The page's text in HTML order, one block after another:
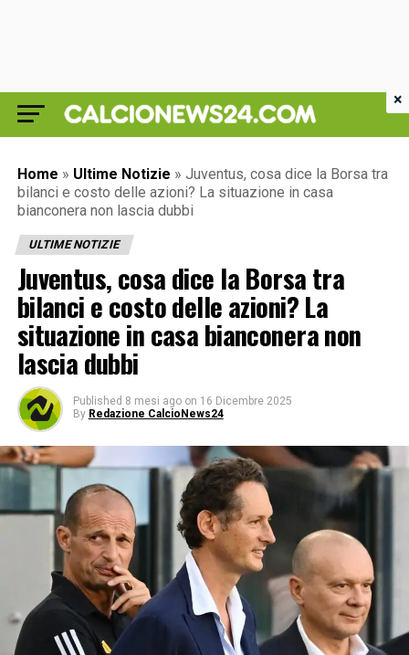
Home » Ultime Notizie » Juventus, cosa dice la Borsa tra
bilanci e costo delle azioni? La situazione in casa
bianconera non lascia dubbi
ULTIME NOTIZIE
Juventus, cosa dice la Borsa tra
bilanci e costo delle azioni? La
situazione in casa bianconera non
lascia dubbi
Published 8 mesi ago on 16 Dicembre 2025
By Redazione CalcioNews24
×